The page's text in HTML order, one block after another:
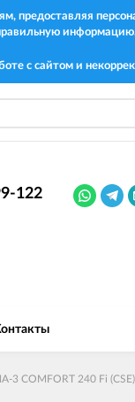
предоставляя
с сайтом и
122
3 COMFORT 240 Fi (CSE)